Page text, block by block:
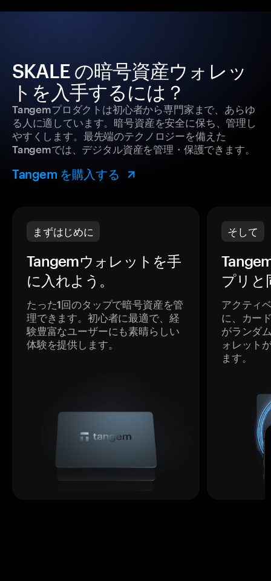
SKALE の暗号資産ウォレッ
トを入手するには？
Tangemプロダクトは初心者から専門家まで、あらゆ
る人に適しています。暗号資産を安全に保ち、管理し
やすくします。最先端のテクノロジーを備えた
Tangemでは、デジタル資産を管理・保護できます。
Tangem を購入する
まずはじめに
Tangemウォレットを手
に入れよう。
たった1回のタップで暗号資産を管
理できます。初心者に最適で、経
験豊富なユーザーにも素晴らしい
体験を提供します。
そして
プリと
アクティ
に、カー
がランダ
ォレット
ます。